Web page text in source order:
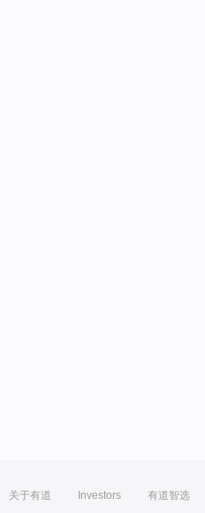
关于有道 Investors 有道智选